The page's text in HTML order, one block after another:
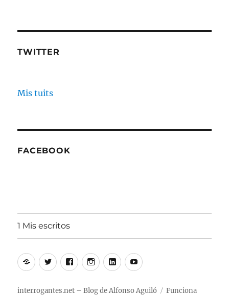
TWITTER
Mis tuits
FACEBOOK
1 Mis escritos
Alfonso
Aguiló
TwitterFacebookInstagram
LinkedinYoutube
interrogantes.net – Blog de Alfonso Aguiló Funciona